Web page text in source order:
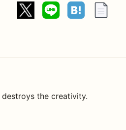
the creativity.